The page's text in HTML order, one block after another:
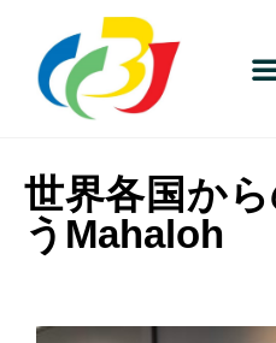
世界各国か
うMahaloh